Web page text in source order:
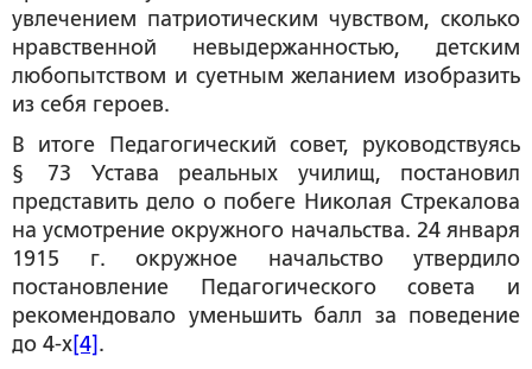
увлечением патриотическим чувством, сколько
нравственной невыдержанностью, детским
любопытством и суетным желанием изобразить
из себя героев.
В итоге Педагогический совет, руководствуясь
§ 73 Устава реальных училищ, постановил
представить дело о побеге Николая Стрекалова
на усмотрение окружного начальства. 24 января
1915 г. окружное начальство утвердило
постановление Педагогического совета и
рекомендовало уменьшить балл за поведение
до 4-х[4] .